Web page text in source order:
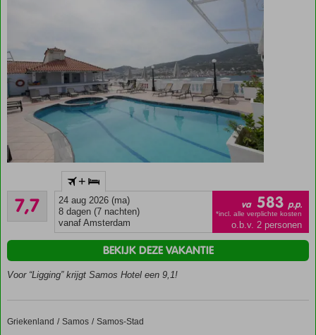
van
Samos-
Stad
Zwembad
dak
uitzicht
over zee en
7,7
Goed
23
beoordelingen
+
24 aug 2026 (ma)
8 dagen (7 nachten)
vanaf Amsterdam
va 583 p.p.
*incl. alle verplichte kosten
o.b.v. 2 personen
Voor “Ligging” krijgt Samos Hotel een 9,1!
BEKIJK DEZE VAKANTIE
Home
Griekenland Samos Samos-Stad
Fly & Go Samos Hotel